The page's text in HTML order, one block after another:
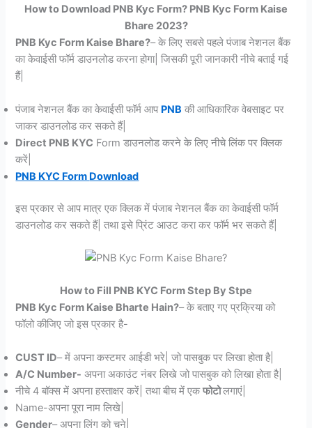
How to Download PNB Kyc Form? PNB Kyc Form Kaise
Bhare 2023?
PNB Kyc Form Kaise Bhare?– के लिए सबसे पहले पंजाब नेशनल बैंक
का केवाईसी फॉर्म डाउनलोड करना होगा| जिसकी पूरी जानकारी नीचे बताई गई
हैं|
पंजाब नेशनल बैंक का केवाईसी फॉर्म आप PNB की आधिकारिक वेबसाइट पर
जाकर डाउनलोड कर सकते हैं|
Direct PNB KYC Form डाउनलोड करने के लिए नीचे लिंक पर क्लिक
करें|
PNB KYC Form Download
इस प्रकार से आप मात्र एक क्लिक में पंजाब नेशनल बैंक का केवाईसी फॉर्म
डाउनलोड कर सकते हैं| तथा इसे प्रिंट आउट करा कर फॉर्म भर सकते हैं|
How to Fill PNB KYC Form Step By Stpe
PNB Kyc Form Kaise Bharte Hain?– के बताए गए प्रक्रिया को
फॉलो कीजिए जो इस प्रकार है-
CUST ID– में अपना कस्टमर आईडी भरे| जो पासबुक पर लिखा होता है|
A/C Number- अपना अकाउंट नंबर लिखे जो पासबुक को लिखा होता है|
नीचे 4 बॉक्स में अपना हस्ताक्षर करें| तथा बीच में एकफोटोलगाएं|
Name-अपना पूरा नाम लिखे|
Gender– अपना लिंग को चुने|